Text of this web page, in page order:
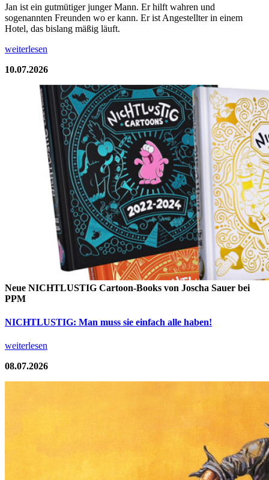
Jan ist ein gutmütiger junger Mann. Er hilft wahren und
sogenannten Freunden wo er kann. Er ist Angestellter in einem
Hotel, das bislang mäßig läuft.
weiterlesen
10.07.2026
Neue NICHTLUSTIG Cartoon-Books von Joscha Sauer bei
PPM
NICHTLUSTIG: Man muss sie einfach alle haben!
weiterlesen
08.07.2026